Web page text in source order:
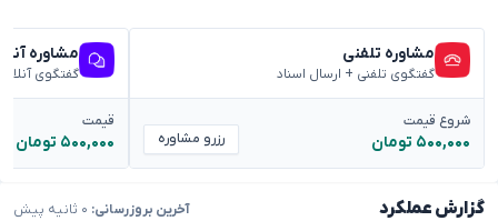
گزارش عملکرد آخرین بروزرسانی:
مشاوره تلفنی
گفتگوی تلفنی + ارسال اسناد
شروع قیمت
۵۰۰,۰۰۰ تومان رزرو مشاوره
مشاوره
گفتگوی
قیمت
۵۰۰,۰۰۰ تومان